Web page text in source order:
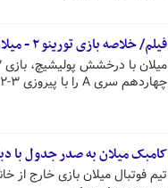
فیلم/ خلاصه بازی تورینو ۲ - میلان ۳
کامبک میلان به صدر جدول با
تیم فوتبال میلان بازی خارج از